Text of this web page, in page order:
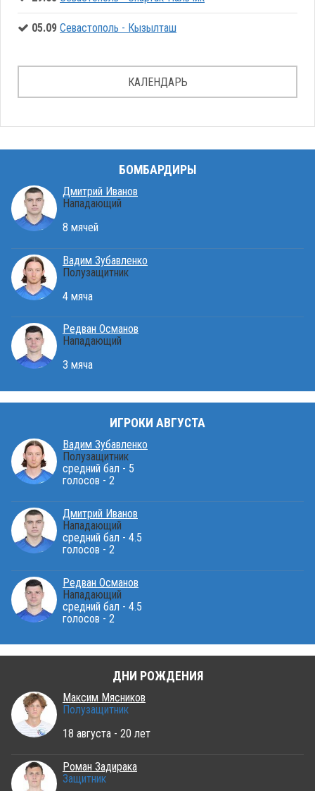
05.09 Севастополь - Кызылташ
КАЛЕНДАРЬ
БОМБАРДИРЫ
Дмитрий Иванов
Нападающий
8 мячей
Вадим Зубавленко
Полузащитник
4 мяча
Редван Османов
Нападающий
3 мяча
ИГРОКИ АВГУСТА
Вадим Зубавленко
Полузащитник
средний бал - 5
голосов - 2
Дмитрий Иванов
Нападающий
средний бал - 4.5
голосов - 2
Редван Османов
Нападающий
средний бал - 4.5
голосов - 2
ДНИ РОЖДЕНИЯ
Максим Мясников
Полузащитник
18 августа - 20 лет
Роман Задирака
Защитник